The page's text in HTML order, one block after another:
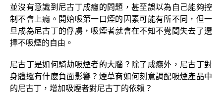
並沒有意識到尼古丁成癮的問題，甚至誤以為自己能夠控
制不會上癮。開始吸第一口煙的因素可能有所不同，但一
旦成為尼古丁的俘虜，吸煙者就會在不知不覺間失去了選
擇不吸煙的自由。
尼古丁是如何騎劫吸煙者的大腦？除了成癮外，尼古丁對
身體還有什麽負面影響？煙草商如何刻意調配吸煙產品中
的尼古丁，增加吸煙者對尼古丁的依賴？